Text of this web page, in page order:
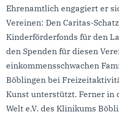
Ehrenamtlich engagiert er
Vereinen: Den Caritas-
Kinderförderfonds für den
den Spenden für diesen
einkommensschwachen
Böblingen bei
Kunst unterstützt. Ferner in
Welt e.V. des Klinikums